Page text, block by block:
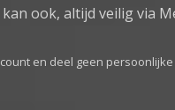
ook, altijd veilig via
en deel geen